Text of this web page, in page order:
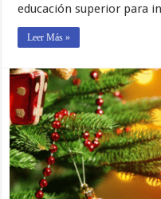
educación superior para
Leer Más »